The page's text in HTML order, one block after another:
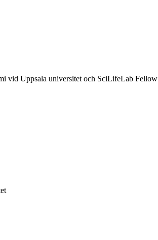
vid Uppsala universitet och SciLifeLab Fellow